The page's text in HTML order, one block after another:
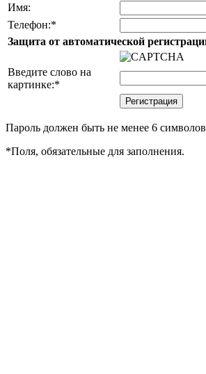
Имя:
Телефон:*
Защита от автоматической
Введите слово на
картинке:*
Пароль должен быть не менее 6
*Поля, обязательные для заполнения.